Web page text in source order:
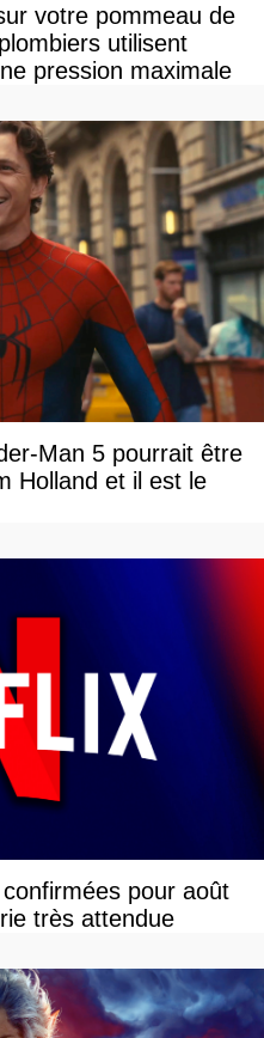
votre pommeau de
utilisent
pression maximale
Man 5 pourrait être
et il est le
pour août
très attendue